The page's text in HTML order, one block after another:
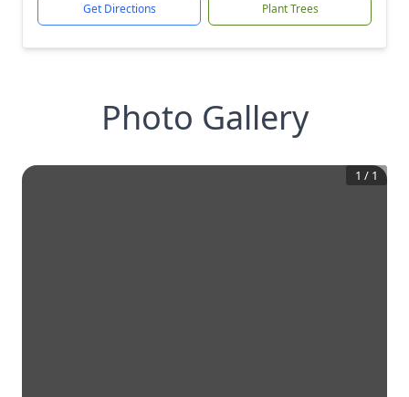
Get Directions Plant Trees
Photo Gallery
1 / 1